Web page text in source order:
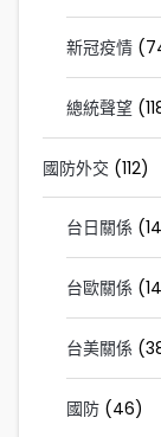
新冠疫情
總統聲望
國防外交 (112)
台日關係
台歐關係
台美關係
國防 (46)